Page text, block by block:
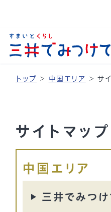
トップ > 中国エリア > サ
サイトマップ
中国エリア
三井でみつ